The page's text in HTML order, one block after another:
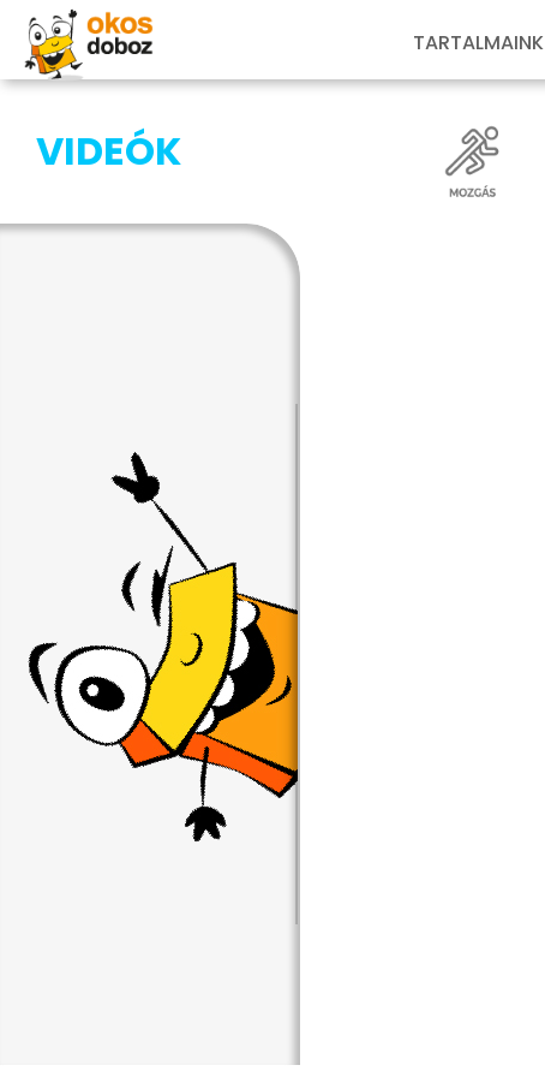
TARTALMAINK
VIDEÓK